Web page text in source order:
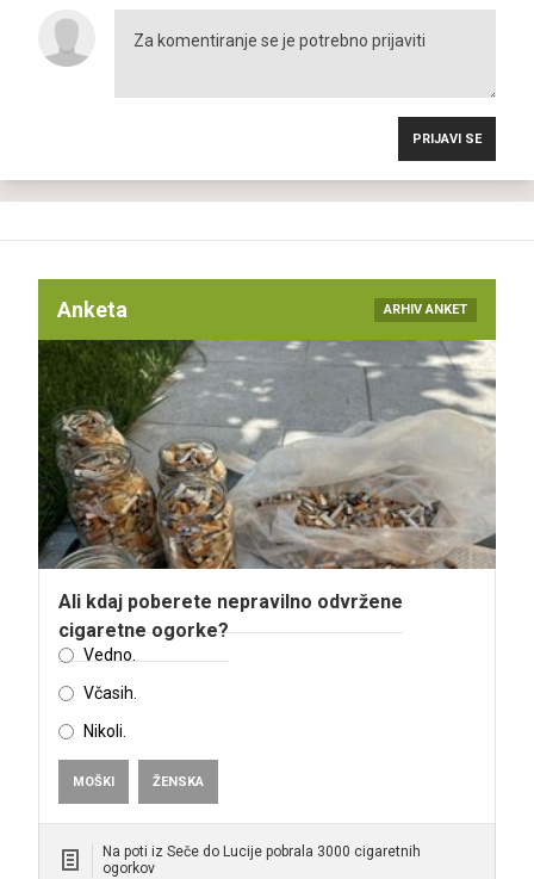
PRIJAVI SE
Anketa ARHIV ANKET
Ali kdaj poberete nepravilno odvržene
cigaretne ogorke?
Vedno.
Včasih.
Nikoli.
MOŠKI ŽENSKA
Na poti iz Seče do Lucije pobrala 3000 cigaretnih
ogorkov